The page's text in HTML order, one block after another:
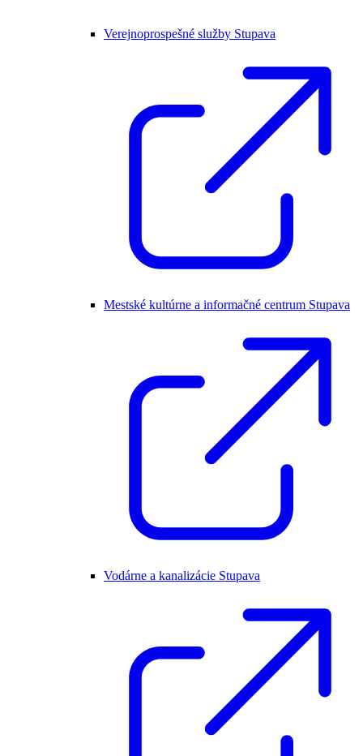
Verejnoprospešné služby Stupava
Mestské kultúrne a informačné centrum Stupava
Vodárne a kanalizácie Stupava